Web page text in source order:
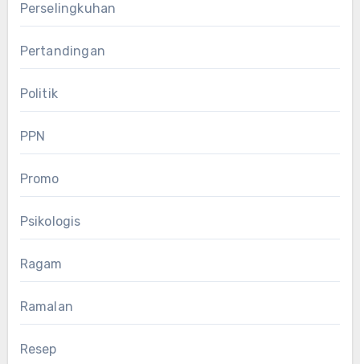
Perselingkuhan
Pertandingan
Politik
PPN
Promo
Psikologis
Ragam
Ramalan
Resep